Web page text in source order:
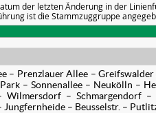
der letzten Änderung in der
ist die Stammzuggruppe
– Prenzlauer Allee –
– Sonnenallee – Neukölln –
Wilmersdorf – Schmargendorf –
– Beusselstr. –